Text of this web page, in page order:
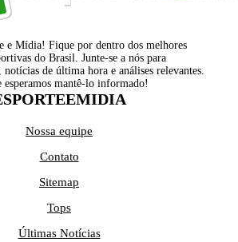
e Mídia! Fique por dentro dos melhores
do Brasil. Junte-se a nós para
de última hora e análises relevantes.
mantê-lo informado!
Nossa equipe
Contato
Sitemap
Tops
Últimas Notícias